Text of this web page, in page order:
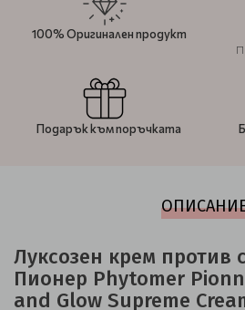
100% Оригинален продукт
Подарък към поръчката
Луксозен крем против
Пионер Phytomer
and Glow Supreme